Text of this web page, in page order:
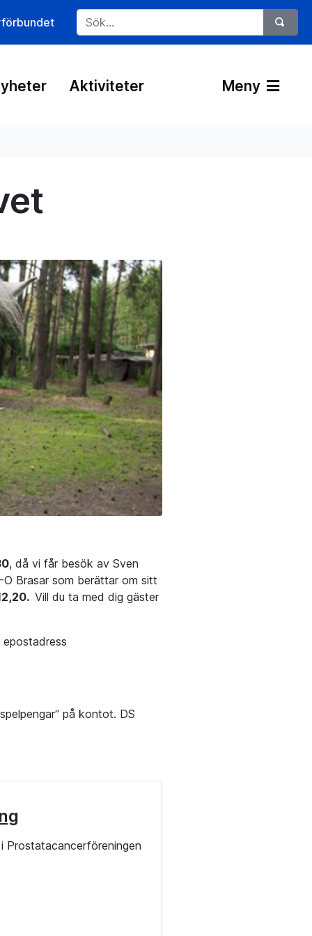
Aktiviteter Meny
, då vi får besök av Sven
Brasar som berättar om sitt
Vill du ta med dig gäster
på kontot. DS
Prostatacancerföreningen